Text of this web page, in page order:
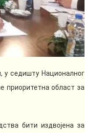
у седишту Националног
приоритетна област за
бити издвојена за